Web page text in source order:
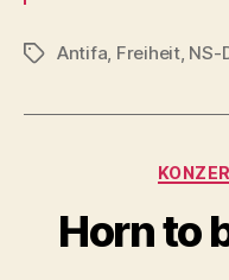
Schlagwörter
Antifa Freiheit, NS-
Horn to